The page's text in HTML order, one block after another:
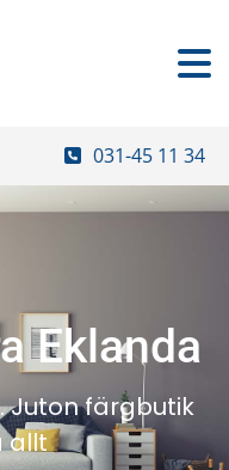
031-45 11 34
Eklanda
Juton färgbutik
allt